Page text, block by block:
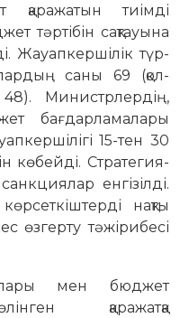
тиімді
тәртібін сақтауына
Жауапкер­шілік түр­
саны 69 (қол­
Министр­л­ер­дің,
ба­ғдар­ламалары
15-тен 30
көбейді. Страте­гия­
ен­гізілді.
нақты
өзгерту тәжірибесі
мен бюджет
қара­жатқа